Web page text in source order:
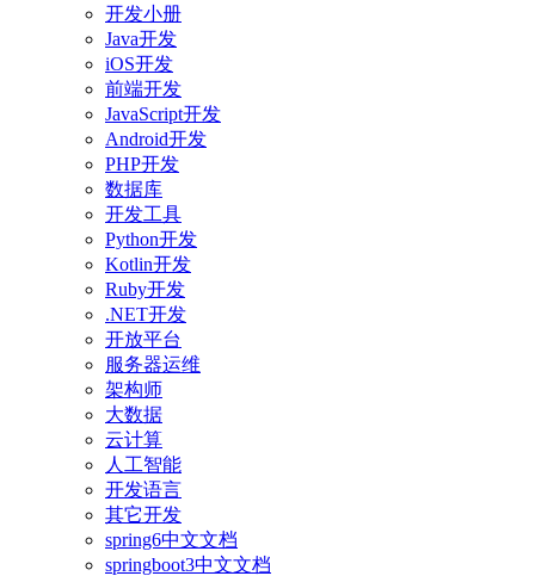
开发小册
Java开发
iOS开发
前端开发
JavaScript开发
Android开发
PHP开发
数据库
开发工具
Python开发
Kotlin开发
Ruby开发
.NET开发
开放平台
服务器运维
架构师
大数据
云计算
人工智能
开发语言
其它开发
spring6中文文档
springboot3中文文档